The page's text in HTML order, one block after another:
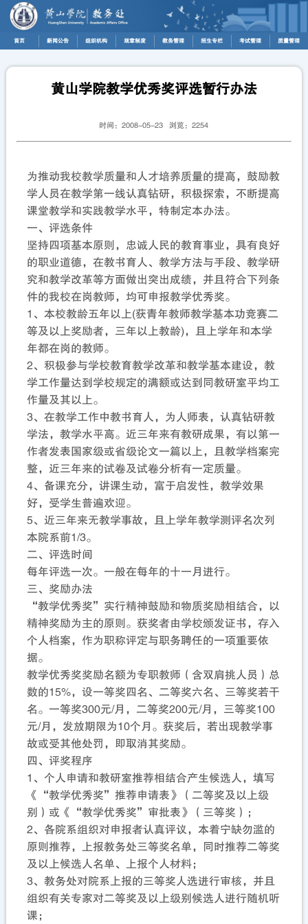
首页 新闻公告 组织机构 规章制度 教务管理 招生专栏 考试管理 质量管理
黄山学院教学优秀奖评选暂行办法
时间：2008-05-23 浏览：2254
为推动我校教学质量和人才培养质量的提高，鼓励教
学人员在教学第一线认真钻研，积极探索，不断提高
课堂教学和实践教学水平，特制定本办法。
一、评选条件
坚持四项基本原则，忠诚人民的教育事业，具有良好
的职业道德，在教书育人、教学方法与手段、教学研
究和教学改革等方面做出突出成绩，并且符合下列条
件的我校在岗教师，均可申报教学优秀奖。
1、本校教龄五年以上(获青年教师教学基本功竞赛二
等及以上奖励者，三年以上教龄)，且上学年和本学
年都在岗的教师。
2、积极参与学校教育教学改革和教学基本建设，教
学工作量达到学校规定的满额或达到同教研室平均工
作量及其以上。
3、在教学工作中教书育人，为人师表，认真钻研教
学法，教学水平高。近三年来有教研成果，有以第一
作者发表国家级或省级论文一篇以上，且教学档案完
整，近三年来的试卷及试卷分析有一定质量。
4、备课充分，讲课生动，富于启发性，教学效果
好，受学生普遍欢迎。
5、近三年来无教学事故，且上学年教学测评名次列
本院系前1/3。
二、评选时间
每年评选一次。一般在每年的十一月进行。
三、奖励办法
“教学优秀奖”实行精神鼓励和物质奖励相结合，以
精神奖励为主的原则。获奖者由学校颁发证书，存入
个人档案，作为职称评定与职务聘任的一项重要依
据。
教学优秀奖奖励名额为专职教师（含双肩挑人员）总
数的15%，设一等奖四名、二等奖六名、三等奖若干
名。一等奖300元/月，二等奖200元/月，三等奖100
元/月，发放期限为10个月。获奖后，若出现教学事
故或受其他处罚，即取消其奖励。
四、评奖程序
1、个人申请和教研室推荐相结合产生候选人，填写
《“教学优秀奖”推荐申请表》（二等奖及以上级
别）或《“教学优秀奖”审批表》（三等奖）；
2、各院系组织对申报者认真评议，本着宁缺勿滥的
原则推荐，上报教务处三等奖名单，同时推荐二等奖
及以上候选人名单、上报个人材料；
3、教务处对院系上报的三等奖人选进行审核，并且
组织有关专家对二等奖及以上级别候选人进行随机听
课；